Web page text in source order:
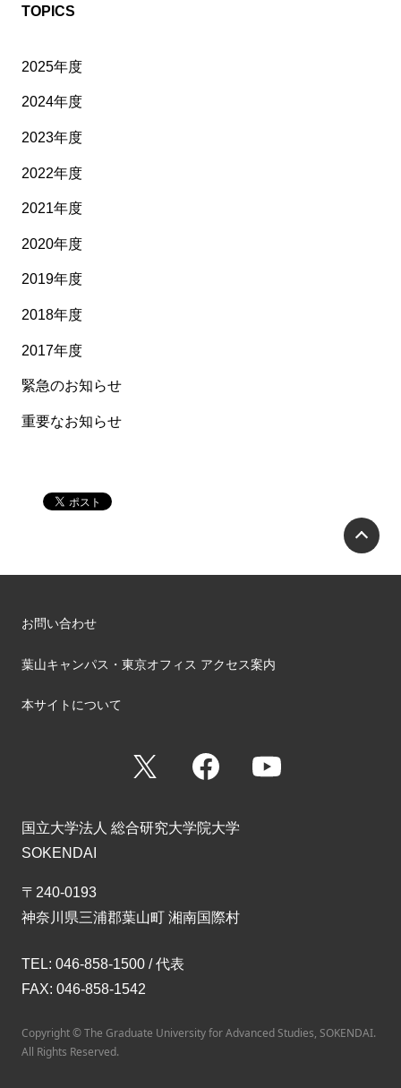
TOPICS
2025年度
2024年度
2023年度
2022年度
2021年度
2020年度
2019年度
2018年度
2017年度
緊急のお知らせ
重要なお知らせ
お問い合わせ
葉山キャンパス・東京オフィス アクセス案内
本サイトについて
Facebook
国立大学法人 総合研究大学院大学
SOKENDAI
〒240-0193
神奈川県三浦郡葉山町 湘南国際村
TEL: 046-858-1500 / 代表
FAX: 046-858-1542
Copyright © The Graduate University for Advanced Studies, SOKENDAI.
All Rights Reserved.